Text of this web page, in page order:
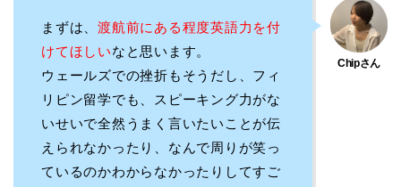
まずは、渡航前にある程度英語力を付
けてほしいなと思います。
ウェールズでの挫折もそうだし、フィ
リピン留学でも、スピーキング力がな
いせいで全然うまく言いたいことが伝
えられなかったり、なんで周りが笑っ
ているのかわからなかったりしてすご